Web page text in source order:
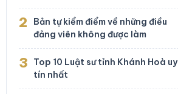
2
Bản tự kiểm điểm về những điều
đảng viên không được làm
3
Top 10 Luật sư tỉnh Khánh Hoà uy
tín nhất